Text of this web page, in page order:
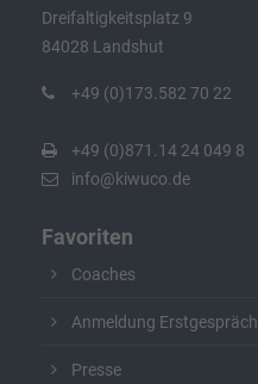
Dreifaltigkeitsplatz 9
84028 Landshut
+49 (0)173.582 70 22
+49 (0)871.14 24 049 8
info@kiwuco.de
Favoriten
Coaches
Anmeldung Erstgespräch
Presse